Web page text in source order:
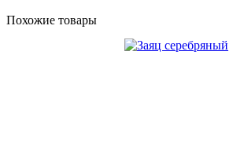
Похожие товары